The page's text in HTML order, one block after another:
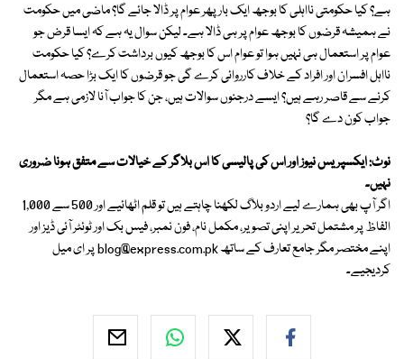
ہے؟ کیا حکومتی نااہلی کا بوجھ ایک بار پھر عوام پر ڈالا جائے گا؟ ماضی میں حکومت
نے ہمیشہ قرضوں کا بوجھ عوام پر ہی ڈالا ہے۔ لیکن سوال یہ ہے کہ ایسا قرض جو
عوام پر استعمال ہی نہیں ہوا تو عوام اس کا بوجھ کیوں برداشت کرے؟ کیا حکومت
نااہل افسران اور افراد کے خلاف کارروائی کرے گی جو قرضوں کا ایک بڑا حصہ استعمال
کرنے سے قاصر رہے ہیں؟ ایسے درجنوں سوالات ہیں، جن کا جواب آنا لازمی ہے مگر
جواب کون دے گا؟
نوٹ: ایکسپریس نیوز اور اس کی پالیسی کا اس بلاگر کے خیالات سے متفق ہونا ضروری
نہیں۔
اگر آپ بھی ہمارے لیے اردو بلاگ لکھنا چاہتے ہیں تو قلم اٹھائیے اور 500 سے 1,000
الفاظ پر مشتمل تحریر اپنی تصویر، مکمل نام، فون نمبر، فیس بک اور ٹوئٹر آئی ڈیز اور
اپنے مختصر مگر جامع تعارف کے ساتھblog@express.com.pkپر ای میل
کردیجیے۔